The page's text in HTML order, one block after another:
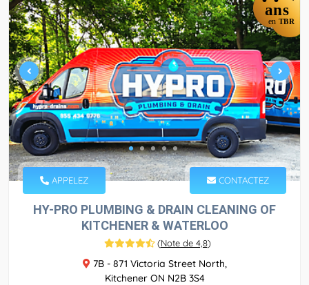
ans
en TBR
APPELEZ CONTACTEZ
HY-PRO PLUMBING & DRAIN CLEANING OF
KITCHENER & WATERLOO
(Note de 4,8)
7B - 871 Victoria Street North,
Kitchener ON N2B 3S4